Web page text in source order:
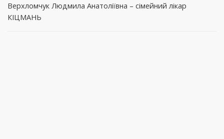
Верхломчук Людмила Анатоліївна – сімейний лікар
КІЦМАНЬ